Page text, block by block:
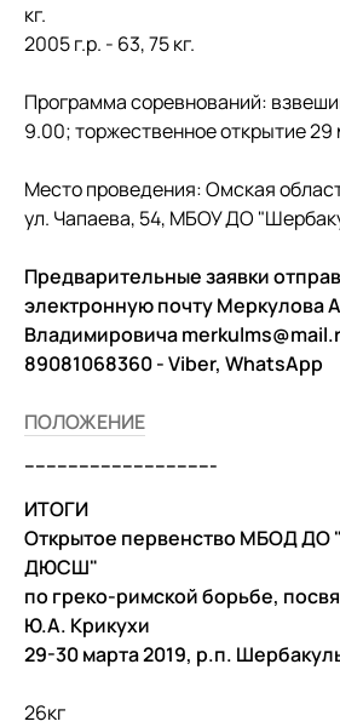
кг.
2005 г.р. - 63, 75 кг.
Программа соревнований:
9.00; торжественное открытие 29
Место проведения: Омская
ул. Чапаева, 54, МБОУ ДО
Предварительные заявки
электронную почту Меркулова
Владимировича
89081068360 - Viber, WhatsApp
ПОЛОЖЕНИЕ
-----------------------------------
ИТОГИ
Открытое первенство МБОД ДО
ДЮСШ"
по греко-римской борьбе,
Ю.А. Крикухи
29-30 марта 2019, р.п.
26кг